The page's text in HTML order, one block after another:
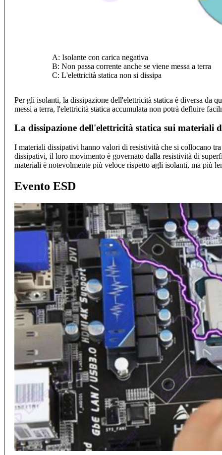
A: Isolante con carica negativa
B: Non passa corrente anche se viene messa a terra
C: L'elettricità statica non si dissipa
Per gli isolanti, la dissipazione dell'elettricità statica è diversa da
messi a terra, l'elettricità statica accumulata non potrà defluire
La dissipazione dell'elettricità statica sui materiali
I materiali dissipativi hanno valori di resistività che si collocano
dissipativi, il loro movimento è governato dalla resistività di
materiali è notevolmente più veloce rispetto agli isolanti, ma più
Evento ESD